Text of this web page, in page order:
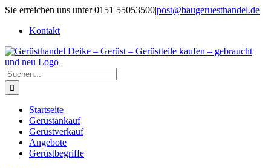
Zum
springen
Sie erreichen uns unter 0151 55053500|post@baugeruesthandel.de
Kontakt
Suche
nach:
Startseite
Gerüstankauf
Gerüstverkauf
Angebote
Gerüstbegriffe